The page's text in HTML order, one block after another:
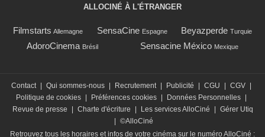
ALLOCINÉ À L'ÉTRANGER
Filmstarts Allemagne SensaCine Espagne Beyazperde Turquie
AdoroCinema Brésil Sensacine México Mexique
Contact | Qui sommes-nous | Recrutement | Publicité | CGU | CGV |
Politique de cookies | Préférences cookies | Données Personnelles |
Revue de presse
| Charte d'écriture | Les services AlloCiné | Gérer Utiq
| ©AlloCiné
Retrouvez tous les horaires et infos de votre cinéma sur le numéro AlloCiné :